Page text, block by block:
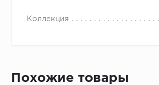
Коллекция
Рассрочка беспроцентная: вы не
Похожие товары